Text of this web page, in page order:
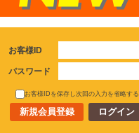
お客様ID
パスワード
お客様IDを保存し次回の入力を省略する
新規会員登録